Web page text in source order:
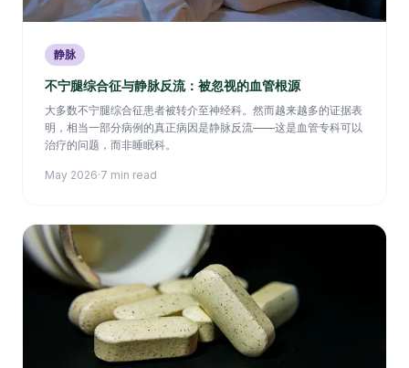
静脉
不宁腿综合征与静脉反流：被忽视的血管根源
大多数不宁腿综合征患者被转介至神经科。然而越来越多的证据表
明，相当一部分病例的真正病因是静脉反流——这是血管专科可以
治疗的问题，而非睡眠科。
May 2026·7 min read